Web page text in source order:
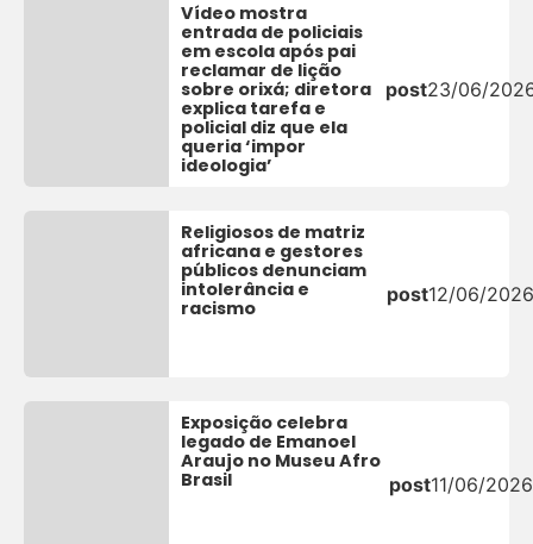
Vídeo mostra
entrada de policiais
em escola após pai
reclamar de lição
sobre orixá; diretora
explica tarefa e
policial diz que ela
queria ‘impor
ideologia’
post23/06/
Religiosos de matriz
africana e gestores
públicos denunciam
intolerância e
racismo
post12/06/
Exposição celebra
legado de Emanoel
Araujo no Museu Afro
Brasil
post11/06/2026